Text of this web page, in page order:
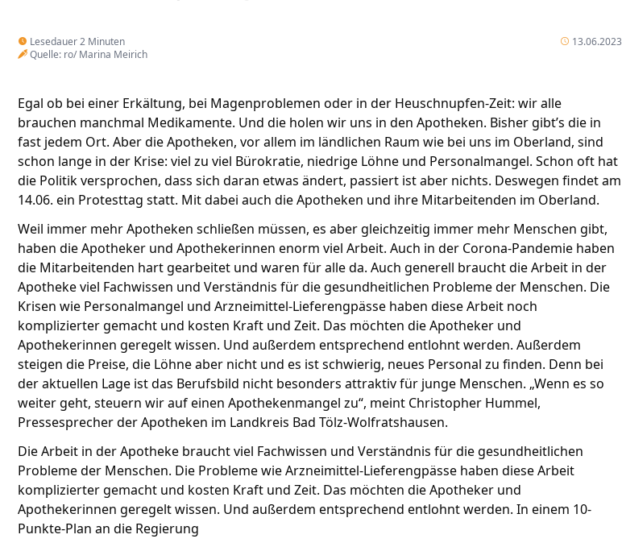
Lesedauer 2 Minuten
Quelle: ro/ Marina Meirich
13.06.2023
Egal ob bei einer Erkältung, bei Magenproblemen oder in der Heuschnupfen-Zeit: wir alle
brauchen manchmal Medikamente. Und die holen wir uns in den Apotheken. Bisher gibt’s die in
fast jedem Ort. Aber die Apotheken, vor allem im ländlichen Raum wie bei uns im Oberland, sind
schon lange in der Krise: viel zu viel Bürokratie, niedrige Löhne und Personalmangel. Schon oft hat
die Politik versprochen, dass sich daran etwas ändert, passiert ist aber nichts. Deswegen findet am
14.06. ein Protesttag statt. Mit dabei auch die Apotheken und ihre Mitarbeitenden im Oberland.
Weil immer mehr Apotheken schließen müssen, es aber gleichzeitig immer mehr Menschen gibt,
haben die Apotheker und Apothekerinnen enorm viel Arbeit. Auch in der Corona-Pandemie haben
die Mitarbeitenden hart gearbeitet und waren für alle da. Auch generell braucht die Arbeit in der
Apotheke viel Fachwissen und Verständnis für die gesundheitlichen Probleme der Menschen. Die
Krisen wie Personalmangel und Arzneimittel-Lieferengpässe haben diese Arbeit noch
komplizierter gemacht und kosten Kraft und Zeit. Das möchten die Apotheker und
Apothekerinnen geregelt wissen. Und außerdem entsprechend entlohnt werden. Außerdem
steigen die Preise, die Löhne aber nicht und es ist schwierig, neues Personal zu finden. Denn bei
der aktuellen Lage ist das Berufsbild nicht besonders attraktiv für junge Menschen. „Wenn es so
weiter geht, steuern wir auf einen Apothekenmangel zu“, meint Christopher Hummel,
Pressesprecher der Apotheken im Landkreis Bad Tölz-Wolfratshausen.
Die Arbeit in der Apotheke braucht viel Fachwissen und Verständnis für die gesundheitlichen
Probleme der Menschen. Die Probleme wie Arzneimittel-Lieferengpässe haben diese Arbeit
komplizierter gemacht und kosten Kraft und Zeit. Das möchten die Apotheker und
Apothekerinnen geregelt wissen. Und außerdem entsprechend entlohnt werden. In einem 10-
Punkte-Plan an die Regierung